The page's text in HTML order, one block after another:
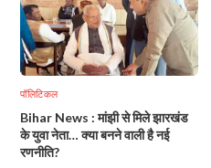
पॉलिटिकल
Bihar News : मांझी से मिले झारखंड
के युवा नेता… क्या बनने वाली है नई
रणनीति?